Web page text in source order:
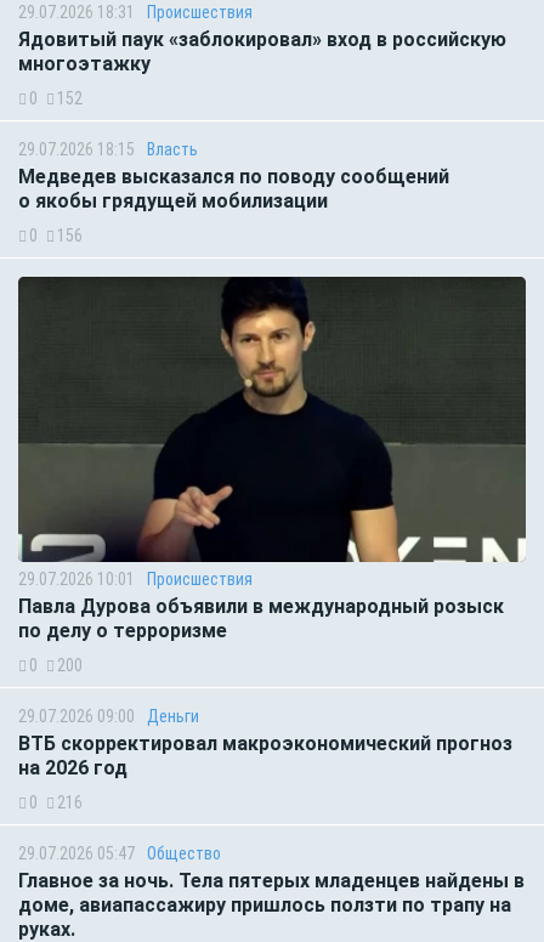
29.07.2026 18:31 Происшествия
Ядовитый паук «заблокировал» вход в российскую
многоэтажку
0 152
29.07.2026 18:15 Власть
Медведев высказался по поводу сообщений
о якобы грядущей мобилизации
0 156
29.07.2026 10:01 Происшествия
Павла Дурова объявили в международный розыск
по делу о терроризме
0 200
29.07.2026 09:00 Деньги
ВТБ скорректировал макроэкономический прогноз
на 2026 год
0 216
29.07.2026 05:47 Общество
Главное за ночь. Тела пятерых младенцев найдены в
доме, авиапассажиру пришлось ползти по трапу на
руках.